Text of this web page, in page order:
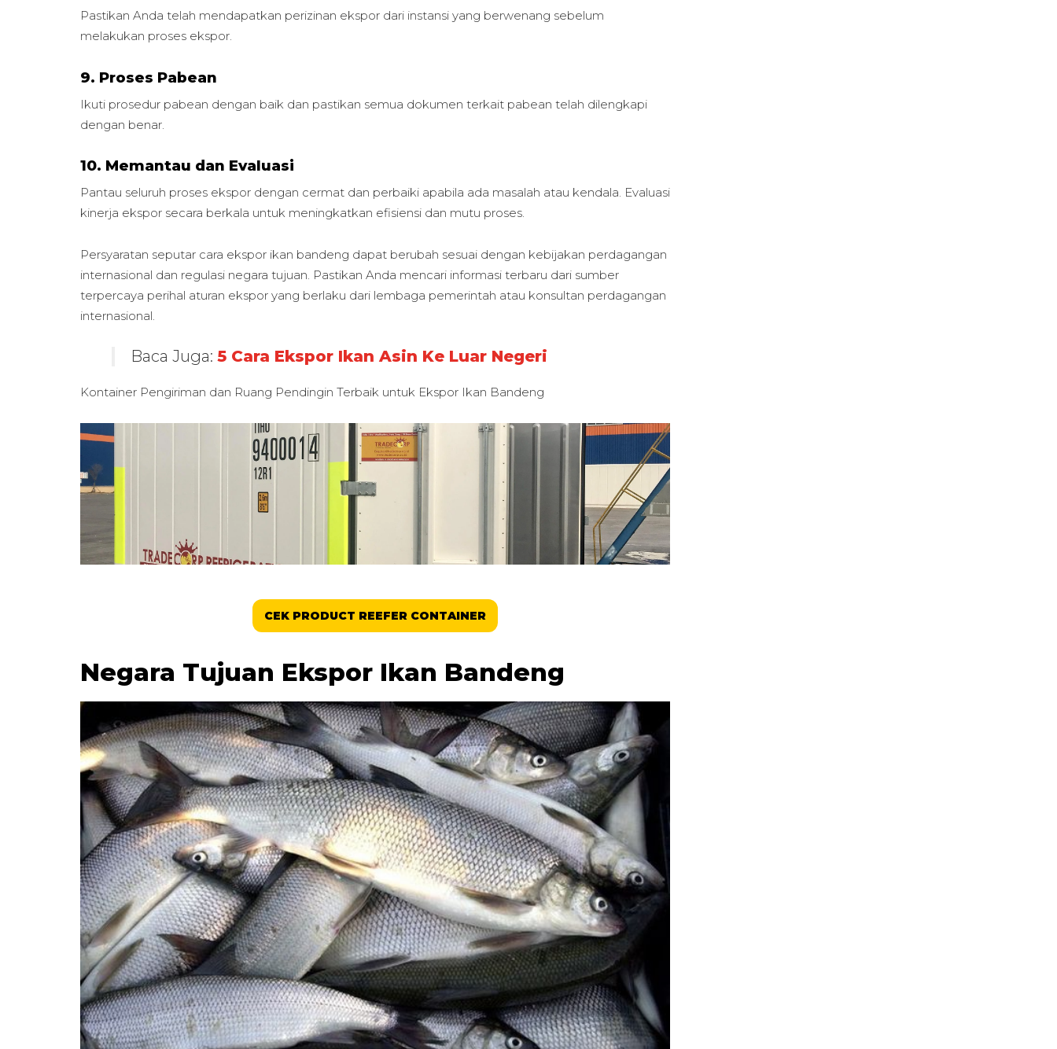
Pastikan Anda telah mendapatkan perizinan ekspor dari instansi yang berwenang sebelum
melakukan proses ekspor.
9. Proses Pabean
Ikuti prosedur pabean dengan baik dan pastikan semua dokumen terkait pabean telah dilengkapi
dengan benar.
10. Memantau dan Evaluasi
Pantau seluruh proses ekspor dengan cermat dan perbaiki apabila ada masalah atau kendala. Evaluasi
kinerja ekspor secara berkala untuk meningkatkan efisiensi dan mutu proses.
Persyaratan seputar cara ekspor ikan bandeng dapat berubah sesuai dengan kebijakan perdagangan
internasional dan regulasi negara tujuan. Pastikan Anda mencari informasi terbaru dari sumber
terpercaya perihal aturan ekspor yang berlaku dari lembaga pemerintah atau konsultan perdagangan
internasional.
Baca Juga: 5 Cara Ekspor Ikan Asin Ke Luar Negeri
Kontainer Pengiriman dan Ruang Pendingin Terbaik untuk Ekspor Ikan Bandeng
CEK PRODUCT REEFER CONTAINER
Negara Tujuan Ekspor Ikan Bandeng